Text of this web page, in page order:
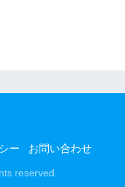
ー お問い合わせ
reserved.